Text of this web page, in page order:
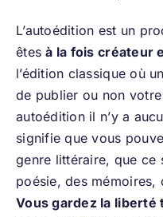
L’autoédition est un
êtesà la fois créateur
l’édition classique où
de publier ou non
autoédition il n’y a
signifie que vous
genre littéraire, que
poésie, des mémoires,
Vous gardez la